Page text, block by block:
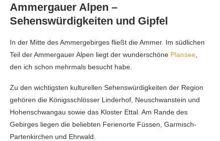
Ammergauer Alpen –
Sehenswürdigkeiten und Gipfel
In der Mitte des Ammergebirges fließt die Ammer. Im südlichen
Teil der Ammergauer Alpen liegt der wunderschöne Plansee
den ich schon mehrmals besucht habe.
Zu den wichtigsten kulturellen Sehenswürdigkeiten der Region
gehören die Königsschlösser Linderhof, Neuschwanstein und
Hohenschwangau sowie das Kloster Ettal. Am Rande des
Gebirges liegen die beliebten Ferienorte Füssen, Garmisch-
Partenkirchen und Ehrwald.